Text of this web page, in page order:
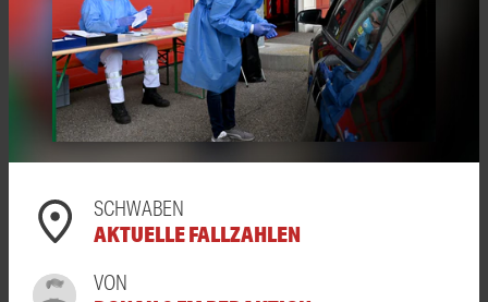
SCHWABEN
AKTUELLE FALLZAHLEN
VON